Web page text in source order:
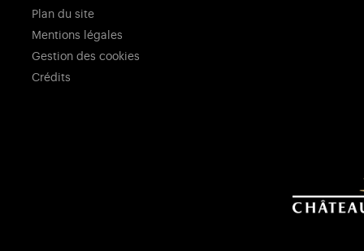
Plan du site
Mentions légales
Gestion des cookies
Crédits